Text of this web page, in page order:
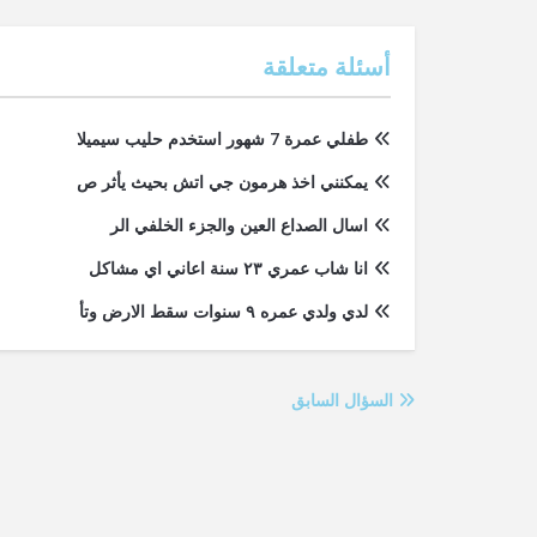
أسئلة متعلقة
طفلي عمرة 7 شهور استخدم حليب سيميلا
يمكنني اخذ هرمون جي اتش بحيث يأثر ص
اسال الصداع العين والجزء الخلفي الر
انا شاب عمري ٢٣ سنة اعاني اي مشاكل
لدي ولدي عمره ٩ سنوات سقط الارض وتأ
السؤال السابق